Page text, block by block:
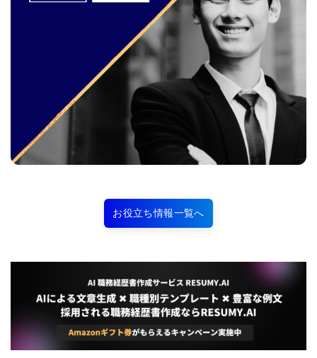
お役立ち情報一覧へ